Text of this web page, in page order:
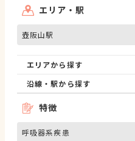
エリア・駅
壺阪山駅
エリアから探す
沿線・駅から探す
特徴
呼吸器系疾患